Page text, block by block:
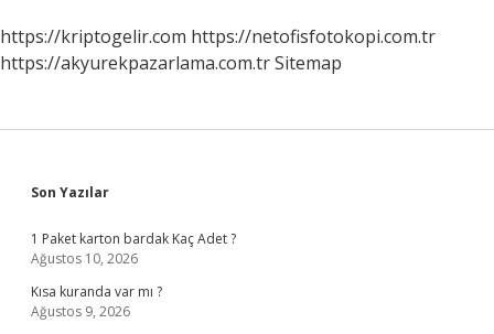
https://kriptogelir.com https://netofisfotokopi.com.tr
https://akyurekpazarlama.com.trSitemap
Sidebar
Son Yazılar
1 Paket karton bardak Kaç Adet ?
Ağustos 10, 2026
Kısa kuranda var mı ?
Ağustos 9, 2026